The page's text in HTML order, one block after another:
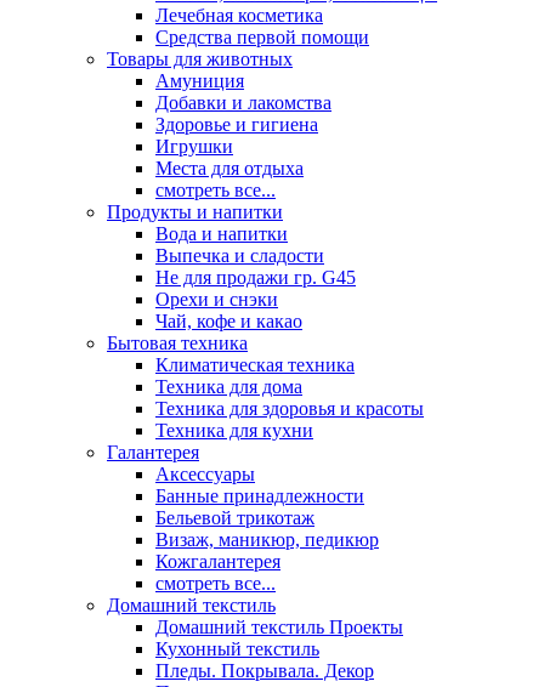
Лечебная косметика
Средства первой помощи
Товары для животных
Амуниция
Добавки и лакомства
Здоровье и гигиена
Игрушки
Места для отдыха
смотреть все...
Продукты и напитки
Вода и напитки
Выпечка и сладости
Не для продажи гр. G45
Орехи и снэки
Чай, кофе и какао
Бытовая техника
Климатическая техника
Техника для дома
Техника для здоровья и красоты
Техника для кухни
Галантерея
Аксессуары
Банные принадлежности
Бельевой трикотаж
Визаж, маникюр, педикюр
Кожгалантерея
смотреть все...
Домашний текстиль
Домашний текстиль Проекты
Кухонный текстиль
Пледы. Покрывала. Декор